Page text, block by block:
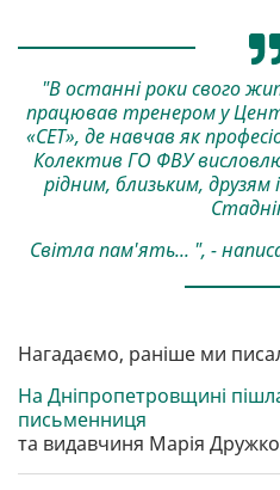
"В останні роки свого
працював тренером у
«СЕТ», де навчав як
Колектив ГО ФВУ
рідним, близьким, друзям
Світла пам'ять... ", -
Нагадаємо, раніше ми
На Дніпропетровщині
письменниця
та видавчиня Марія Дружко